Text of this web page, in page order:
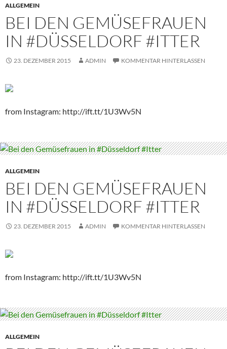
ALLGEMEIN
BEI DEN GEMÜSEFRAUEN
IN #DÜSSELDORF #ITTER
23. DEZEMBER 2015 ADMIN KOMMENTAR HINTERLASSEN
from Instagram: http://ift.tt/1U3Wv5N
ALLGEMEIN
BEI DEN GEMÜSEFRAUEN
IN #DÜSSELDORF #ITTER
23. DEZEMBER 2015 ADMIN KOMMENTAR HINTERLASSEN
from Instagram: http://ift.tt/1U3Wv5N
ALLGEMEIN